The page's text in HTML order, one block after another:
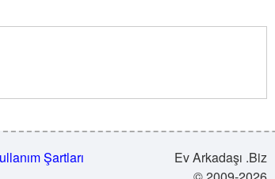
Şartları
Ev Arkadaşı .Biz